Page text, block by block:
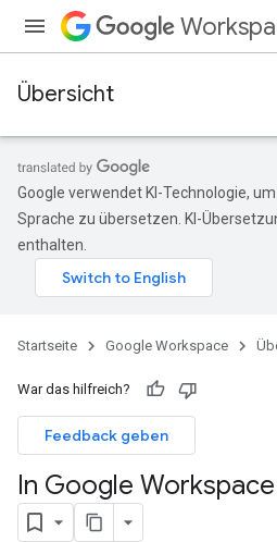
Übersicht
Google verwendet KI-Technologie,
Sprache zu übersetzen. KI-
enthalten.
Startseite Google Workspace
War das hilfreich?
Feedback geben
In Google